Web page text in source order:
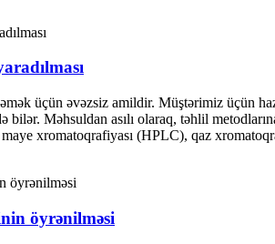
üçün əvəzsiz amildir. Müştərimiz üçün
bilər. Məhsuldan asılı olaraq, təhlil
xromatoqrafiyası (HPLC), qaz
öyrənilməsi